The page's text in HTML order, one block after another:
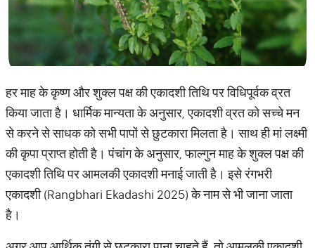
हर माह के कृष्ण और शुक्ल पक्ष की एकादशी तिथि पर विधिपूर्वक व्रत
किया जाता है। धार्मिक मान्यता के अनुसार, एकादशी व्रत को सच्चे मन
से करने से साधक को सभी पापों से छुटकारा मिलता है। साथ ही मां लक्ष्मी
की कृपा प्राप्त होती है। पंचांग के अनुसार, फाल्गुन माह के शुक्ल पक्ष की
एकादशी तिथि पर आमलकी एकादशी मनाई जाती है। इसे रंगभरी
एकादशी (Rangbhari Ekadashi 2025) के नाम से भी जाना जाता
है।